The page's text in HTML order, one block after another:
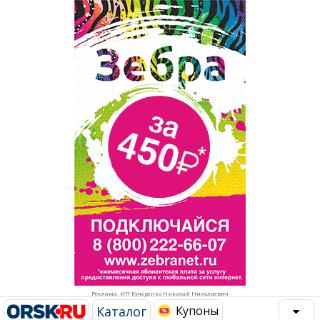
Реклама. ИП Кучеренко Николай Николаевич
Каталог Купоны
Строительство и ремонт
Авто и мото
Рестораны, кафе, бары
Развлечения и отдых
Спорт Фитнес
Недвижимость
Красота Косметология
Телекоммуникации и связь
Торговля
Бизнес и финансы
Юристы, Экспертиза, Страхование
Ремонт
Социальные организации
Это интересно
Администрация
Популярное →
Строительство и ремонт